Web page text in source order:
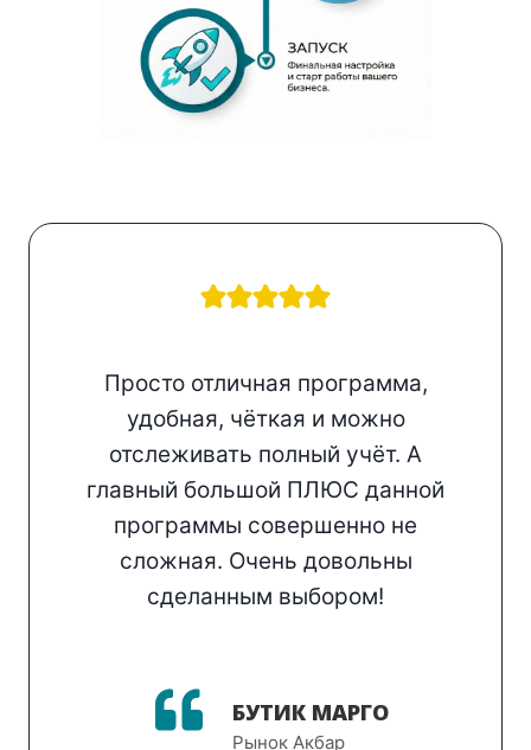
Просто отличная программа,
удобная, чёткая и можно
отслеживать полный учёт. А
главный большой ПЛЮС данной
программы совершенно не
сложная. Очень довольны
сделанным выбором!
БУТИК МАРГО
Рынок Акбар